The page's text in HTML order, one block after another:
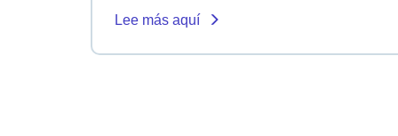
Lee más aquí